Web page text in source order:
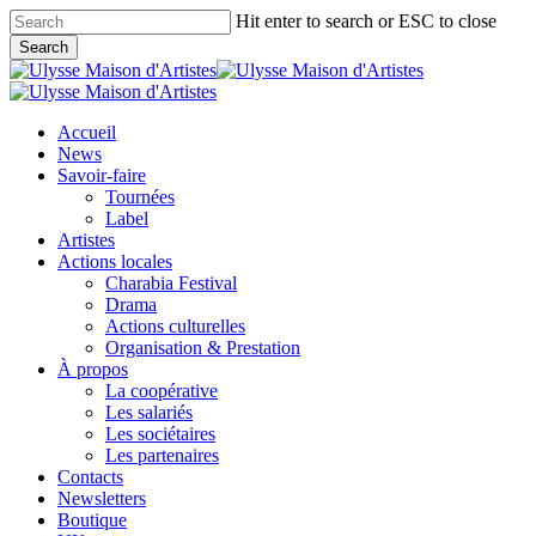
Skip
to
main
content
Hit enter to search or ESC to close
Search
Close
Search
search
Menu
Accueil
News
Savoir-faire
Tournées
Label
Artistes
Actions locales
Charabia Festival
Drama
Actions culturelles
Organisation & Prestation
À propos
La coopérative
Les salariés
Les sociétaires
Les partenaires
Contacts
Newsletters
Boutique